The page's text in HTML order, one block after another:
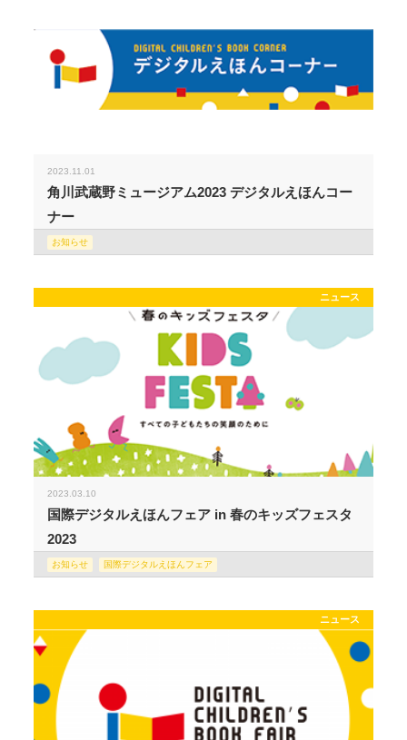
2023.11.01
角川武蔵野ミュージアム2023 デジタルえほんコー
ナー
お知らせ
ニュース
2023.03.10
国際デジタルえほんフェア in 春のキッズフェスタ
2023
お知らせ 国際デジタルえほんフェア
ニュース